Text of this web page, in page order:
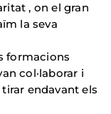
, on el gran
la seva
formacions
col·laborar i
endavant els